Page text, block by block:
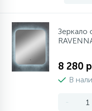
Зеркало
8 280
В
-